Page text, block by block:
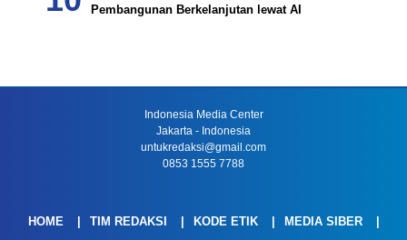
Pembangunan Berkelanjutan lewat AI
Indonesia Media Center
Jakarta - Indonesia
untukredaksi@gmail.com
0853 1555 7788
HOME TIM REDAKSI KODE ETIK MEDIA SIBER